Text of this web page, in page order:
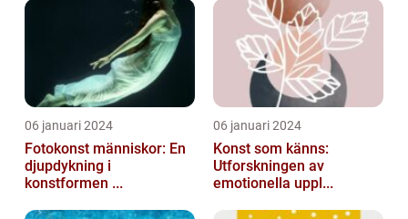
06 januari 2024
Fotokonst människor: En
djupdykning i
konstformen ...
06 januari 2024
Konst som känns:
Utforskningen av
emotionella uppl...